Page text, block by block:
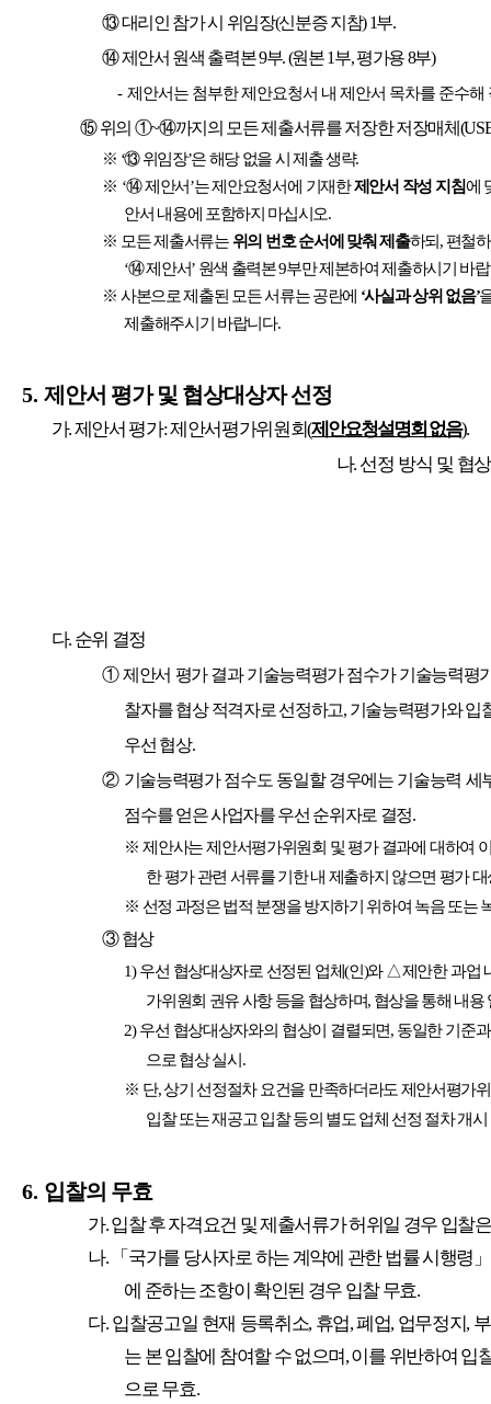
⑬대리인 참가 시 위임장(신분증 지참) 1부.
⑭제안서 원색 출력본9부. (원본1부,평가용8부)
- 제안서는 첨부한 제안요청서 내 제안서 목차를 준수해
⑮위의 ①~⑭까지의 모든 제출서류를 저장한 저장매체
※ ‘⑬위임장’은 해당 없을 시 제출 생략.
※ ‘⑭제안서’는 제안요청서에 기재한제안서 작성 지침에
안서 내용에 포함하지 마십시오.
※ 모든 제출서류는 위의 번호 순서에 맞춰 제출하되 , 편철
‘⑭제안서’ 원색 출력본9부만 제본하여 제출하시기 바
※ 사본으로 제출된 모든 서류는 공란에 ‘사실과 상위 없음’
제출해주시기 바랍니다.
5. 제안서 평가 및 협상대상자 선정
가.제안서 평가:제안서평가위원회(제안요청설명회 없음).
나. 선정 방식 및 협
다. 순위 결정
①제안서 평가 결과 기술능력평가 점수가 기술능력평
찰자를 협상 적격자로 선정하고, 기술능력평가와 입
우선 협상.
② 기술능력평가 점수도 동일할 경우에는 기술능력
점수를 얻은 사업자를 우선 순위자로 결정.
※제안사는 제안서평가위원회 및 평가 결과에 대하여
한 평가 관련 서류를 기한 내 제출하지 않으면 평가
※ 선정 과정은 법적 분쟁을 방지하기 위하여 녹음 또는
③협상
1)우선 협상대상자로 선정된 업체(인 )와 △제안한 과업
가위원회 권유 사항 등을 협상하며, 협상을 통해 내용
2)우선 협상대상자와의 협상이 결렬되면, 동일한 기준
으로 협상 실시 .
※ 단,상기 선정절차 요건을 만족하더라도 제안서평가
입찰 또는 재공고 입찰 등의 별도 업체 선정 절차 개시
6. 입찰의 무효
가.입찰 후 자격요건 및 제출서류가 허위일 경우 입찰
나. 「 국가를 당사자로 하는 계약에 관한 법률 시행령
에 준하는 조항이 확인된 경우 입찰 무효.
다. 입찰공고일 현재 등록취소, 휴업,폐업, 업무정지,
는 본 입찰에 참여할 수 없으며,이를 위반하여 입
으로 무효.